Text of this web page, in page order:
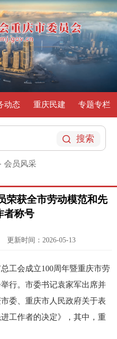
动态 重庆民建 专题专栏
搜索
会员风采
荣获全市劳动模范和先
者称号
更新时间：2026-05-13
工会成立100周年暨重庆市劳
行。市委书记袁家军出席并
委、重庆市人民政府关于表
工作者的决定》，其中，重